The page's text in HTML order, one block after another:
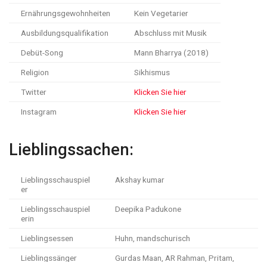
Ernährungsgewohnheiten Kein Vegetarier
Ausbildungsqualifikation Abschluss mit Musik
Debüt-Song Mann Bharrya (2018)
Religion Sikhismus
Twitter Klicken Sie hier
Instagram Klicken Sie hier
Lieblingssachen:
Lieblingsschauspiel
er
Akshay kumar
Lieblingsschauspiel
erin
Deepika Padukone
Lieblingsessen Huhn, mandschurisch
Lieblingssänger
Gurdas Maan, AR Rahman, Pritam,